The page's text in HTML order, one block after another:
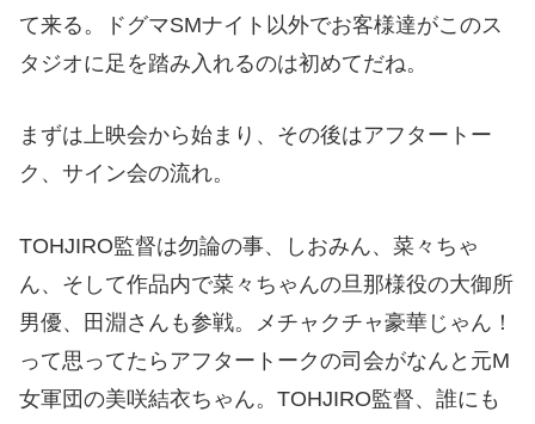
て来る。ドグマSMナイト以外でお客様達がこのス
タジオに足を踏み入れるのは初めてだね。
まずは上映会から始まり、その後はアフタートー
ク、サイン会の流れ。
TOHJIRO監督は勿論の事、しおみん、菜々ちゃ
ん、そして作品内で菜々ちゃんの旦那様役の大御所
男優、田淵さんも参戦。メチャクチャ豪華じゃん！
って思ってたらアフタートークの司会がなんと元M
女軍団の美咲結衣ちゃん。TOHJIRO監督、誰にも